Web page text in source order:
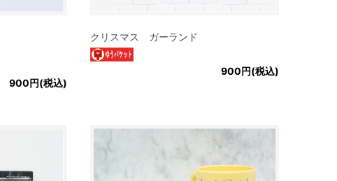
900円(税込)
クリスマス ガーランド
900円(税込)